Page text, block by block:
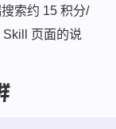
索约 15 积分/
Skill 页面的说